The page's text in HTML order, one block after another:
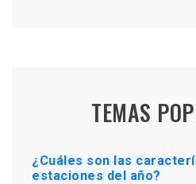
TEMAS
¿Cuáles son las
estaciones del año?